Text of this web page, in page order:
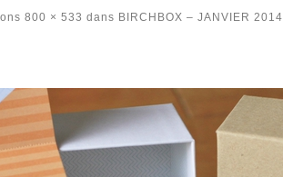
800 × 533 dans BIRCHBOX – JANVIER 2014